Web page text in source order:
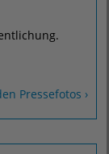
Pressefotos ›